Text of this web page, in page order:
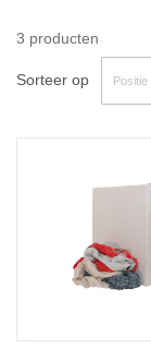
3 producten
Sorteer op